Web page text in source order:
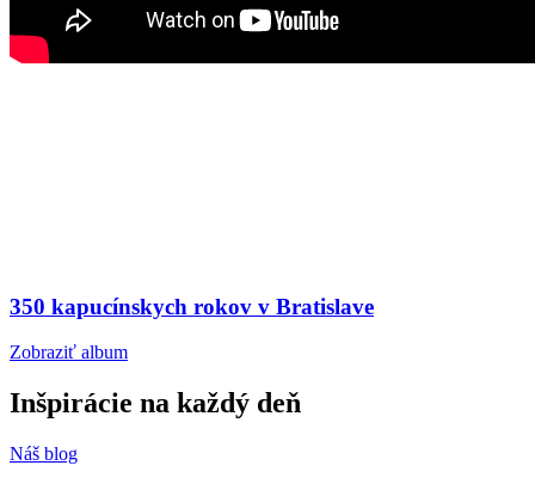
350 kapucínskych rokov v Bratislave
Zobraziť album
Inšpirácie na každý deň
Náš blog